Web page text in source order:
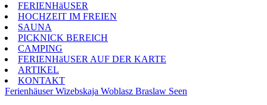
FERIENHäUSER
HOCHZEIT IM FREIEN
SAUNA
PICKNICK BEREICH
CAMPING
FERIENHäUSER AUF DER KARTE
ARTIKEL
KONTAKT
Ferienhäuser Wizebskaja Woblasz Braslaw Seen